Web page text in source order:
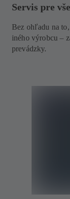
Servis pre
Bez ohľadu na
iného výrobcu –
prevádzky.